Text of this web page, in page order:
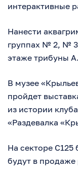
интерактивные
Нанести
группах № 2, № 3
этаже трибуны А.
В музее
пройдет
из истории
«Раздевалка
На секторе С125
будут в продаже